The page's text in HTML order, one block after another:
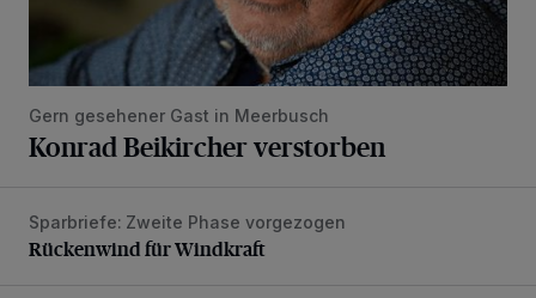
Gern gesehener Gast in Meerbusch
Konrad Beikircher verstorben
Rückenwind für Windkraft
Sparbriefe: Zweite Phase vorgezogen
Rückenwind für Windkraft